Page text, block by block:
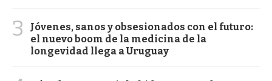
3
Jóvenes, sanos y obsesionados con el futuro:
el nuevo boom de la medicina de la
longevidad llega a Uruguay